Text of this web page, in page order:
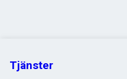
Tjänster